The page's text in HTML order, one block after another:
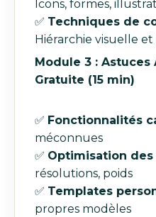
Icons, formes,
✅ Techniques de
Hiérarchie visuelle
Module 3 : Astuces
Gratuite (15 min)
✅ Fonctionnalités
méconnues
✅ Optimisation
résolutions, poids
✅ Templates
propres modèles